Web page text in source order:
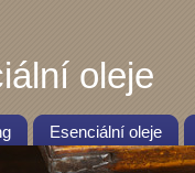
oleje
Esenciální oleje